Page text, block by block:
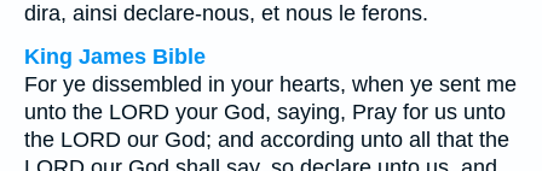
dira, ainsi declare-nous, et nous le ferons.
King James Bible
For ye dissembled in your hearts, when ye sent me
unto the LORD your God, saying, Pray for us unto
the LORD our God; and according unto all that the